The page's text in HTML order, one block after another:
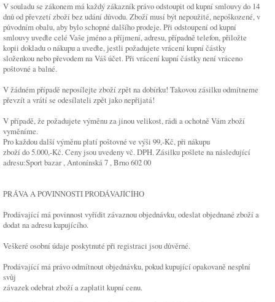
V souladu se zákonem má každý zákazník právo odstoupit od kupní smlouvy do 14
dnů od převzetí zboží bez udání důvodu. Zboží musí být nepoužité, nepoškozené, v
původním obalu, aby bylo schopné dalšího prodeje. Při odstoupení od kupní
smlouvy uveďte celé Vaše jméno a příjmení, adresu, případně telefon, přiložte
kopii dokladu o nákupu a uveďte, jestli požadujete vrácení kupní částky
složenkou nebo převodem na Váš účet. Při vrácení kupní částky není vráceno
poštovné a balné.
V žádném případě neposílejte zboží zpět na dobírku! Takovou zásilku odmítneme
převzít a vrátí se odesílateli zpět jako nepřijatá!
V případě, že požadujete výměnu za jinou velikost, rádi a ochotně Vám zboží
vyměníme.
Pro každou další výměnu platí poštovné ve výši 99,-Kč, při nákupu
zboží do 5.000,-Kč. Ceny jsou uvedeny vč. DPH. Zásilku pošlete na následující
adresu:Sport bazar , Antonínská 7 , Brno 602 00
PRÁVA A POVINNOSTI PRODÁVAJÍCÍHO
Prodávající má povinnost vyřídit závaznou objednávku, odeslat objednané zboží a
dodat na adresu kupujícího.
Veškeré osobní údaje poskytnuté při registraci jsou důvěrné.
Prodávající má právo odmítnout objednávku, pokud kupující opakovaně nesplní
svůj
závazek odebrat zboží a zaplatit kupní cenu.